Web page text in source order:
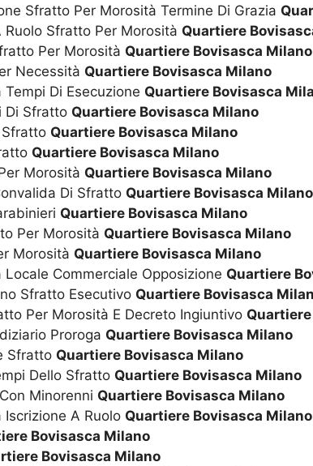
Sfratto Per Morosità Termine Di Grazia
Ruolo Sfratto Per Morosità Quartiere
Per Morosità Quartiere Bovisasca Milano
Necessità Quartiere Bovisasca Milano
Di Esecuzione Quartiere Bovisasca
Di Sfratto Quartiere Bovisasca Milano
Quartiere Bovisasca Milano
Quartiere Bovisasca Milano
Morosità Quartiere Bovisasca Milano
Di Sfratto Quartiere Bovisasca Milano
Quartiere Bovisasca Milano
Per Morosità Quartiere Bovisasca Milano
Morosità Quartiere Bovisasca Milano
Commerciale Opposizione Quartiere
Sfratto Esecutivo Quartiere Bovisasca
Per Morosità E Decreto Ingiuntivo
Proroga Quartiere Bovisasca Milano
Sfratto Quartiere Bovisasca Milano
Dello Sfratto Quartiere Bovisasca Milano
Minorenni Quartiere Bovisasca Milano
A Ruolo Quartiere Bovisasca Milano
Bovisasca Milano
Bovisasca Milano